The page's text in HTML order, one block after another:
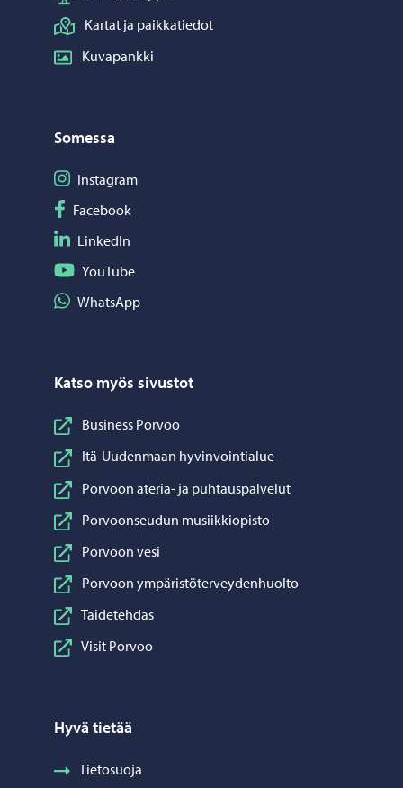
Kartat ja paikkatiedot
Kuvapankki
Somessa
Seuraa Instagram
Instagram
Seuraa Facebook
Facebook
Seuraa LinkedIn
LinkedIn
Seuraa YouTube
YouTube
Jaa WhatsApp
WhatsApp
Katso myös sivustot
Business Porvoo
Itä-Uudenmaan hyvinvointialue
Porvoon ateria- ja puhtauspalvelut
Porvoonseudun musiikkiopisto
Porvoon vesi
Porvoon ympäristöterveydenhuolto
Taidetehdas
Visit Porvoo
Hyvä tietää
Tietosuoja